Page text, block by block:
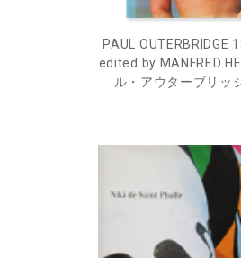
PAUL OUTERBRIDGE
edited by MANFRED
ル・アウターブリッ